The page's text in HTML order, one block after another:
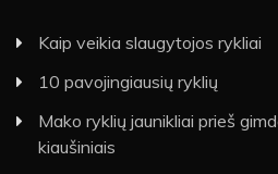
Kaip veikia slaugytojos rykliai
10 pavojingiausių ryklių
Mako ryklių jaunikliai prieš
kiaušiniais